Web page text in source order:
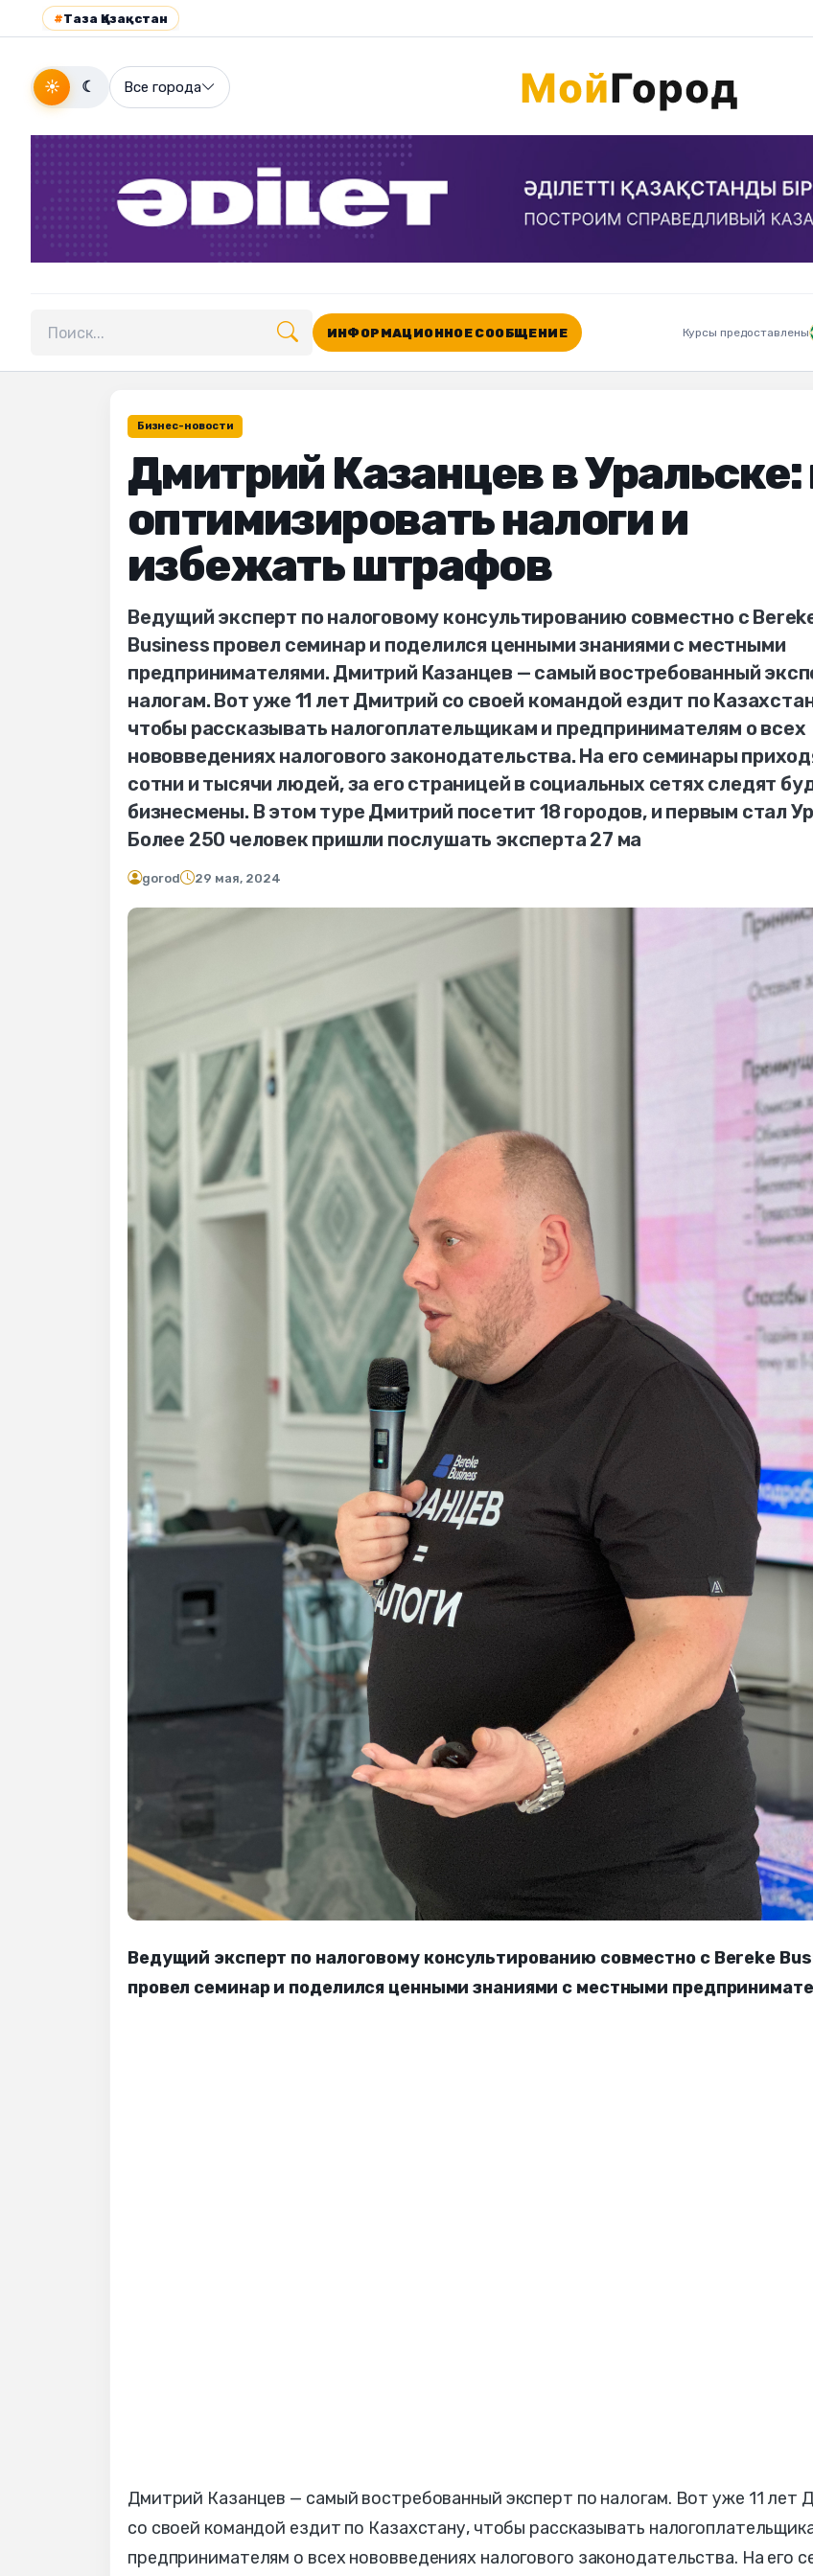
#Таза Қазақстан
☀ ☾ Все города
Поиск по сайту
ИНФОРМАЦИОННОЕ СООБЩЕНИЕ Курсы предоставлены
Бизнес-новости
Дмитрий Казанцев в Уральске:
оптимизировать налоги и
избежать штрафов
Ведущий эксперт по налоговому консультированию совместно с
Business провел семинар и поделился ценными знаниями с местными
предпринимателями. Дмитрий Казанцев — самый востребованный
налогам. Вот уже 11 лет Дмитрий со своей командой ездит по
чтобы рассказывать налогоплательщикам и предпринимателям о всех
нововведениях налогового законодательства. На его семинары
сотни и тысячи людей, за его страницей в социальных сетях следят
бизнесмены. В этом туре Дмитрий посетит 18 городов, и первым стал
Более 250 человек пришли послушать эксперта 27 ма
gorod 29 мая, 2024
Ведущий эксперт по налоговому консультированию совместно с Bereke
провел семинар и поделился ценными знаниями с местными
Дмитрий Казанцев — самый востребованный эксперт по налогам. Вот уже 11 лет
со своей командой ездит по Казахстану, чтобы рассказывать
предпринимателям о всех нововведениях налогового законодательства. На его